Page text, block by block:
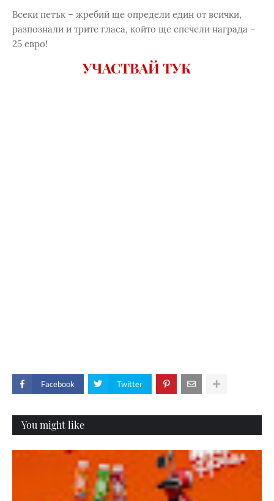
Всеки петък – жребий ще определи един от всички,
разпознали и трите гласа, който ще спечели награда –
25 евро!
УЧАСТВАЙ ТУК
Facebook Twitter
You might like